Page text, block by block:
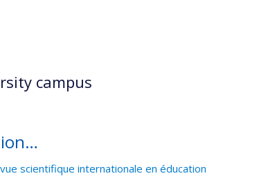
campus
scientifique internationale en éducation